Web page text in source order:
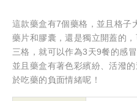
這款藥盒有7個藥格，並且格子
藥片和膠囊，還是獨立開蓋的
三格，就可以作為3天9餐的感
並且藥盒有著色彩繽紛、活潑
於吃藥的負面情緒呢！